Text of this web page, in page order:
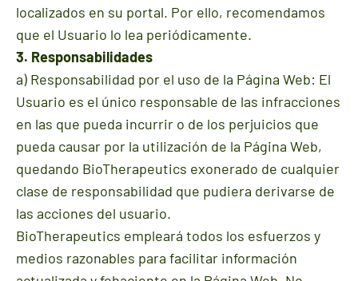
localizados en su portal. Por ello, recomendamos
que el Usuario lo lea periódicamente.
3. Responsabilidades
a) Responsabilidad por el uso de la Página Web: El
Usuario es el único responsable de las infracciones
en las que pueda incurrir o de los perjuicios que
pueda causar por la utilización de la Página Web,
quedando BioTherapeutics exonerado de cualquier
clase de responsabilidad que pudiera derivarse de
las acciones del usuario.
BioTherapeutics empleará todos los esfuerzos y
medios razonables para facilitar información